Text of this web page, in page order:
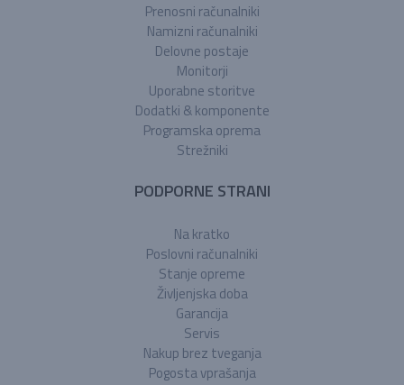
Prenosni računalniki
Namizni računalniki
Delovne postaje
Monitorji
Uporabne storitve
Dodatki & komponente
Programska oprema
Strežniki
PODPORNE STRANI
Na kratko
Poslovni računalniki
Stanje opreme
Življenjska doba
Garancija
Servis
Nakup brez tveganja
Pogosta vprašanja